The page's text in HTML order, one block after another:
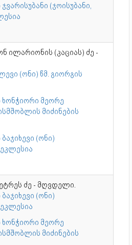
(ჯოისუბანი,
ილარიონის (კაციას) ძე -
(ონი) წმ. გიორგის
ხონჭიორი მეორე
მიძინების
(ონი)
ძე - მღვდელი.
(ონი)
ხონჭიორი მეორე
მიძინების